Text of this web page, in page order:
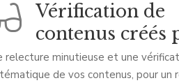
Vérification de
contenus créés
relecture minutieuse et une
de vos contenus, pour un